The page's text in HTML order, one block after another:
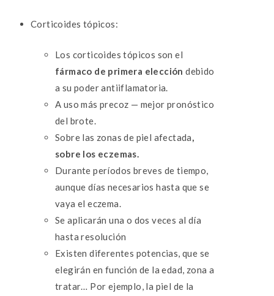
Corticoides tópicos:
Los corticoides tópicos son el
fármaco de primera elección debido
a su poder antiiflamatoria.
A uso más precoz — mejor pronóstico
del brote.
Sobre las zonas de piel afectada,
sobre los eczemas.
Durante períodos breves de tiempo,
aunque días necesarios hasta que se
vaya el eczema.
Se aplicarán una o dos veces al día
hasta resolución
Existen diferentes potencias, que se
elegirán en función de la edad, zona a
tratar… Por ejemplo, la piel de la